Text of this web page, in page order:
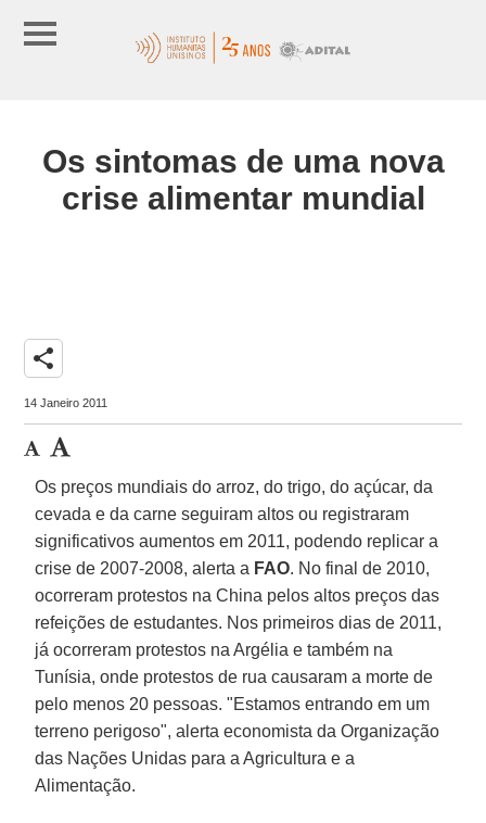
Os sintomas de uma nova
crise alimentar mundial
share
14 Janeiro 2011
Os preços mundiais do arroz, do trigo, do açúcar, da
cevada e da carne seguiram altos ou registraram
significativos aumentos em 2011, podendo replicar a
crise de 2007-2008, alerta a FAO. No final de 2010,
ocorreram protestos na China pelos altos preços das
refeições de estudantes. Nos primeiros dias de 2011,
já ocorreram protestos na Argélia e também na
Tunísia, onde protestos de rua causaram a morte de
pelo menos 20 pessoas. "Estamos entrando em um
terreno perigoso", alerta economista da Organização
das Nações Unidas para a Agricultura e a
Alimentação.